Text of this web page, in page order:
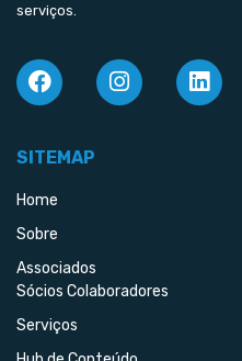
serviços.
SITEMAP
Home
Sobre
Associados
Sócios Colaboradores
Serviços